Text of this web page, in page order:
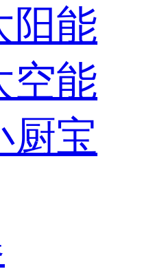
阳能
空能
厨宝